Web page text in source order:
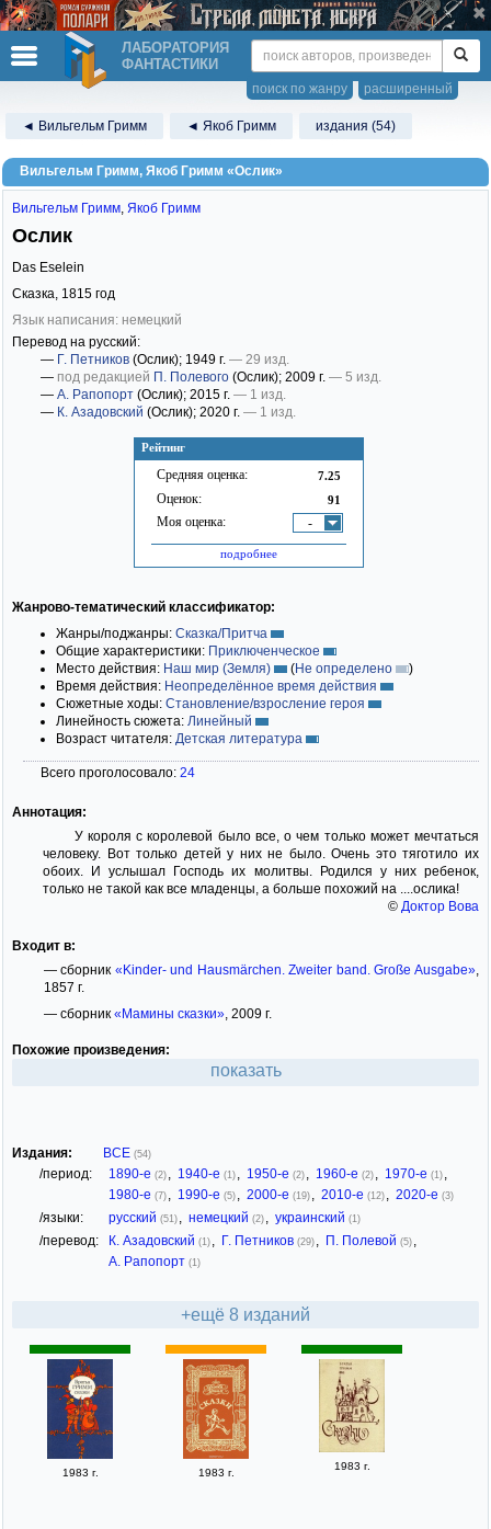
ЛАБОРАТОРИЯ
ФАНТАСТИКИ
расширенный
поиск по жанру
◄ Вильгельм Гримм ◄ Якоб Гримм издания (54)
Вильгельм Гримм, Якоб Гримм «Ослик»
Рейтинг
Средняя оценка: 7.25
Оценок: 91
Моя оценка: -
подробнее
Вильгельм Гримм, Якоб Гримм
Ослик
Das Eselein
Сказка, 1815 год
Язык написания: немецкий
Перевод на русский:
— Г. Петников (Ослик); 1949 г. — 29 изд.
— под редакцией П. Полевого (Ослик); 2009 г. — 5 изд.
— А. Рапопорт (Ослик); 2015 г. — 1 изд.
— К. Азадовский (Ослик); 2020 г. — 1 изд.
Жанрово-тематический классификатор:
Жанры/поджанры: Сказка/Притча
Общие характеристики: Приключенческое
Место действия: Наш мир (Земля) (Не определено
)
Время действия: Неопределённое время действия
Сюжетные ходы: Становление/взросление героя
Линейность сюжета: Линейный
Возраст читателя: Детская литература
Всего проголосовало: 24
Аннотация:
У короля с королевой было все, о чем только может мечтаться
человеку. Вот только детей у них не было. Очень это тяготило их
обоих. И услышал Господь их молитвы. Родился у них ребенок,
только не такой как все младенцы, а больше похожий на ....ослика!
© Доктор Вова
Входит в:
— сборник «Kinder- und Hausmärchen. Zweiter band. Große Ausgabe»
1857 г.
— сборник «Мамины сказки», 2009 г.
Похожие произведения:
показать
Издания: ВСЕ (54)
/период: 1890-е (2) , 1940-е (1) , 1950-е (2) , 1960-е (2) , 1970-е (1) ,
1980-е (7) , 1990-е (5) , 2000-е (19) , 2010-е (12) , 2020-е (3)
/языки: русский (51) , немецкий (2) , украинский (1)
/перевод: К. Азадовский (1) , Г. Петников (29) , П. Полевой (5) ,
А. Рапопорт (1)
+ещё 8 изданий
1983 г. 1983 г.
1983 г.